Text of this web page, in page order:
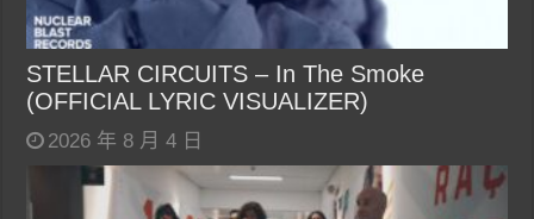
STELLAR CIRCUITS – In The Smoke
(OFFICIAL LYRIC VISUALIZER)
2026 年 8 月 4 日